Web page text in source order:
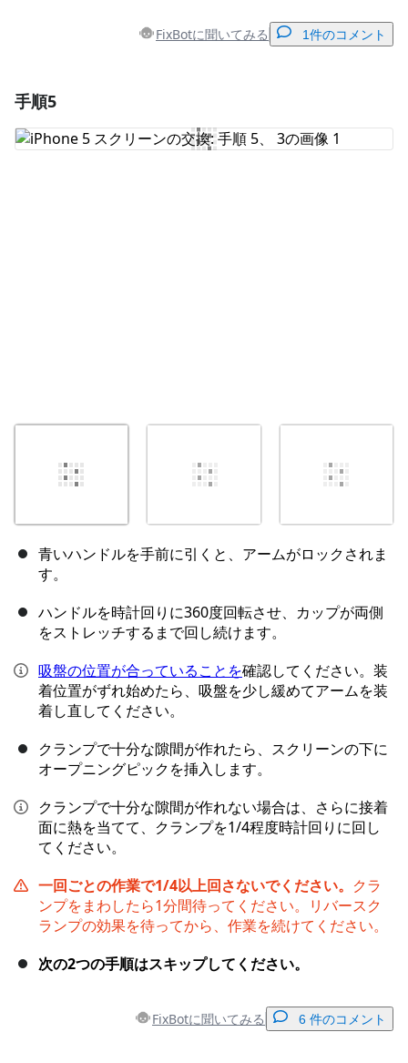
FixBotに聞いてみる 1件のコメント
コメントを追加
手順5
青いハンドルを手前に引くと、アームがロックされま
す。
ハンドルを時計回りに360度回転させ、カップが両側
をストレッチするまで回し続けます。
吸盤の位置が合っていることを確認してください。装
着位置がずれ始めたら、吸盤を少し緩めてアームを装
着し直してください。
クランプで十分な隙間が作れたら、スクリーンの下に
オープニングピックを挿入します。
クランプで十分な隙間が作れない場合は、さらに接着
面に熱を当てて、クランプを1/4程度時計回りに回し
てください。
一回ごとの作業で1/4以上回さないでください。 クラ
ンプをまわしたら1分間待ってください。リバースク
ランプの効果を待ってから、作業を続けてください。
次の2つの手順はスキップしてください。
FixBotに聞いてみる 6 件のコメント